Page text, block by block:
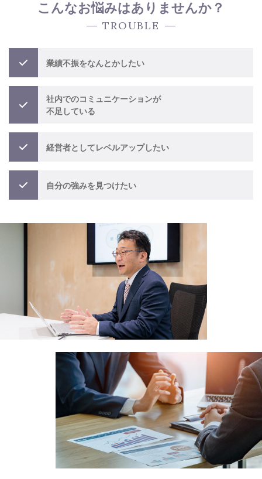
こんなお悩みはありませんか？
TROUBLE
業績不振をなんとかしたい
社内でのコミュニケーションが
不足している
経営者としてレベルアップしたい
自分の強みを見つけたい